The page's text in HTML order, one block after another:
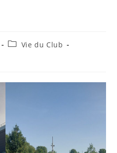
PostVie du Club